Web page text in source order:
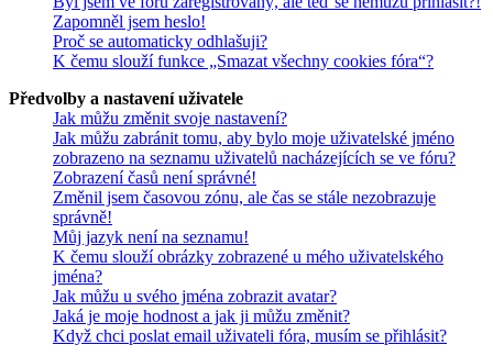
Zapomněl jsem heslo!
Proč se automaticky odhlašuji?
K čemu slouží funkce „Smazat všechny cookies fóra“?
Předvolby a nastavení uživatele
Jak můžu změnit svoje nastavení?
Jak můžu zabránit tomu, aby bylo moje uživatelské jméno
zobrazeno na seznamu uživatelů nacházejících se ve fóru?
Zobrazení časů není správné!
Změnil jsem časovou zónu, ale čas se stále nezobrazuje
správně!
Můj jazyk není na seznamu!
K čemu slouží obrázky zobrazené u mého uživatelského
jména?
Jak můžu u svého jména zobrazit avatar?
Jaká je moje hodnost a jak ji můžu změnit?
Když chci poslat email uživateli fóra, musím se přihlásit?